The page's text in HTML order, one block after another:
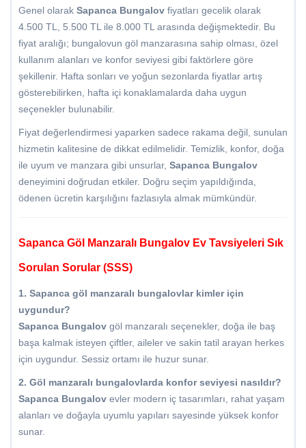
Genel olarak Sapanca Bungalov fiyatları gecelik olarak
4.500 TL, 5.500 TL ile 8.000 TL arasında değişmektedir. Bu
fiyat aralığı; bungalovun göl manzarasına sahip olması, özel
kullanım alanları ve konfor seviyesi gibi faktörlere göre
şekillenir. Hafta sonları ve yoğun sezonlarda fiyatlar artış
gösterebilirken, hafta içi konaklamalarda daha uygun
seçenekler bulunabilir.
Fiyat değerlendirmesi yaparken sadece rakama değil, sunulan
hizmetin kalitesine de dikkat edilmelidir. Temizlik, konfor, doğa
ile uyum ve manzara gibi unsurlar, Sapanca Bungalov
deneyimini doğrudan etkiler. Doğru seçim yapıldığında,
ödenen ücretin karşılığını fazlasıyla almak mümkündür.
Sapanca Göl Manzaralı Bungalov Ev Tavsiyeleri Sık
Sorulan Sorular (SSS)
1. Sapanca göl manzaralı bungalovlar kimler için
uygundur?
Sapanca Bungalov göl manzaralı seçenekler, doğa ile baş
başa kalmak isteyen çiftler, aileler ve sakin tatil arayan herkes
için uygundur. Sessiz ortamı ile huzur sunar.
2. Göl manzaralı bungalovlarda konfor seviyesi nasıldır?
Sapanca Bungalov evler modern iç tasarımları, rahat yaşam
alanları ve doğayla uyumlu yapıları sayesinde yüksek konfor
sunar.